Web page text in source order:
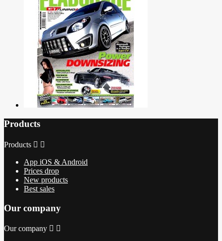
Products
Products  
App iOS & Android
Prices drop
New products
Best sales
Our company
Our company  